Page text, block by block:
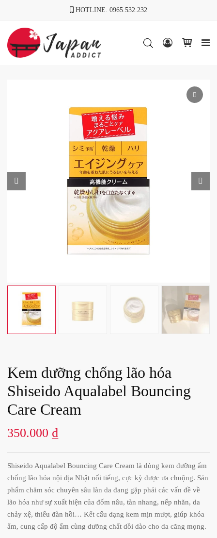
HOTLINE: 0965.532.232
  
Kem dưỡng chống lão hóa
Shiseido Aqualabel Bouncing
Care Cream
350.000 ₫
Shiseido Aqualabel Bouncing Care Cream là dòng kem dưỡng ẩm
chống lão hóa nội địa Nhật nổi tiếng, cực kỳ được ưa chuộng. Sản
phẩm chăm sóc chuyên sâu làn da đang gặp phải các vấn đề về
lão hóa như sự xuất hiện của đốm nâu, tàn nhang, nếp nhăn, da
chảy xệ, thiếu đàn hồi… Kết cấu dạng kem mịn mượt, giúp khóa
ẩm, cung cấp độ ẩm cùng dưỡng chất dồi dào cho da căng mọng.